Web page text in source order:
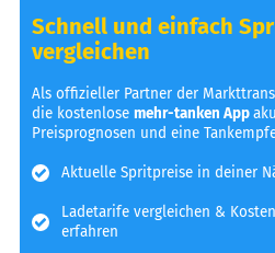
Schnell und einfach
vergleichen
Als offizieller Partner der
die kostenlosemehr-tanken App
Preisprognosen und eine
Aktuelle Spritpreise in deiner
Ladetarife vergleichen &
erfahren